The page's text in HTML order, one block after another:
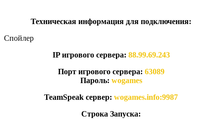
Техническая информация для подключения:
Спойлер
IP игрового сервера: 88.99.69.243
Порт игрового сервера: 63089
Пароль: wogames
TeamSpeak сервер: wogames.info:9987
Строка Запуска: